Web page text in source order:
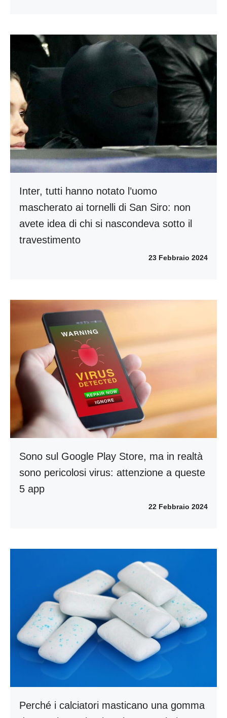
Inter, tutti hanno notato l’uomo
mascherato ai tornelli di San Siro: non
avete idea di chi si nascondeva sotto il
travestimento
23 Febbraio 2024
Sono sul Google Play Store, ma in realtà
sono pericolosi virus: attenzione a queste
5 app
22 Febbraio 2024
Perché i calciatori masticano una gomma